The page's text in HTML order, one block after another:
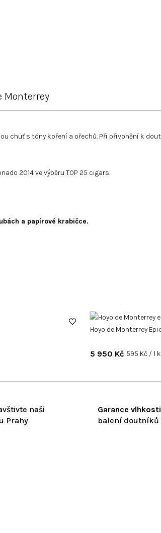
naši
Prahy
Garance
balení doutníků
Monterrey
chuť s tóny koření a ořechů. Při přivonění k
2014 ve výběru TOP 25 cigars.
a papírové krabičce.
Hoyo de Monterrey
5 950 Kč Měrná
595 Kč / 1